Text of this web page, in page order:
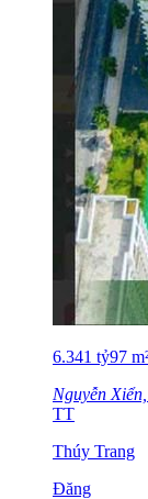
6.341 tỷ97
Nguyễn
TT
Thúy Trang
Đăng